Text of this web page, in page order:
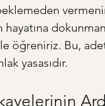
öğreniriz. Bu,
yasasıdır.